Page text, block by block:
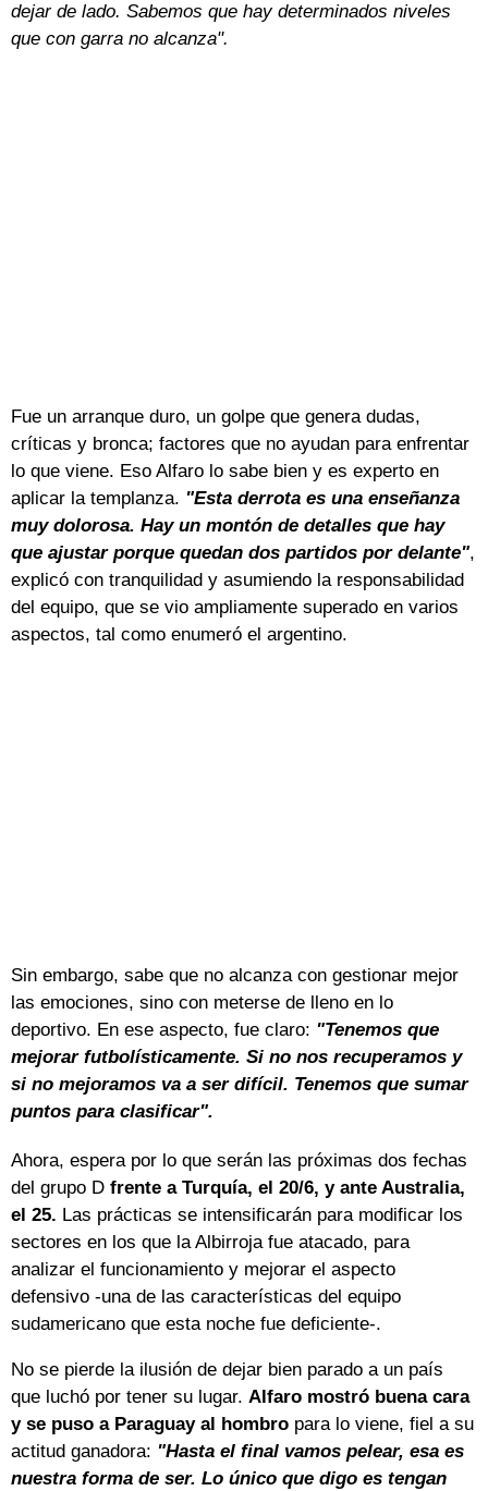
dejar de lado. Sabemos que hay determinados niveles
que con garra no alcanza".
Fue un arranque duro, un golpe que genera dudas,
críticas y bronca; factores que no ayudan para enfrentar
lo que viene. Eso Alfaro lo sabe bien y es experto en
aplicar la templanza. "Esta derrota es una enseñanza
muy dolorosa. Hay un montón de detalles que hay
que ajustar porque quedan dos partidos por delante",
explicó con tranquilidad y asumiendo la responsabilidad
del equipo, que se vio ampliamente superado en varios
aspectos, tal como enumeró el argentino.
Sin embargo, sabe que no alcanza con gestionar mejor
las emociones, sino con meterse de lleno en lo
deportivo. En ese aspecto, fue claro: "Tenemos que
mejorar futbolísticamente. Si no nos recuperamos y
si no mejoramos va a ser difícil. Tenemos que sumar
puntos para clasificar".
Ahora, espera por lo que serán las próximas dos fechas
del grupo D frente a Turquía, el 20/6, y ante Australia,
el 25. Las prácticas se intensificarán para modificar los
sectores en los que la Albirroja fue atacado, para
analizar el funcionamiento y mejorar el aspecto
defensivo -una de las características del equipo
sudamericano que esta noche fue deficiente-.
No se pierde la ilusión de dejar bien parado a un país
que luchó por tener su lugar. Alfaro mostró buena cara
y se puso a Paraguay al hombro para lo viene, fiel a su
actitud ganadora: "Hasta el final vamos pelear, esa es
nuestra forma de ser. Lo único que digo es tengan